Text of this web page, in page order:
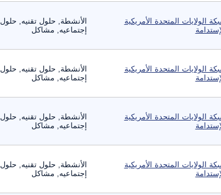
الولايات المتحدة الأمريكية
الأنشطة, حلول تقنيه, حلول
إجتماعيه, مشاكل
الولايات المتحدة الأمريكية
الأنشطة, حلول تقنيه, حلول
إجتماعيه, مشاكل
الولايات المتحدة الأمريكية
الأنشطة, حلول تقنيه, حلول
إجتماعيه, مشاكل
الولايات المتحدة الأمريكية
الأنشطة, حلول تقنيه, حلول
إجتماعيه, مشاكل